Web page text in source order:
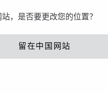
，是否要更改您的位置？
留在中国网站